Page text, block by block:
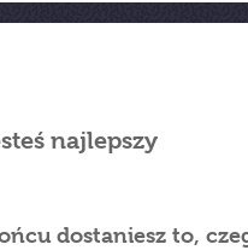
najlepszy
dostaniesz to,